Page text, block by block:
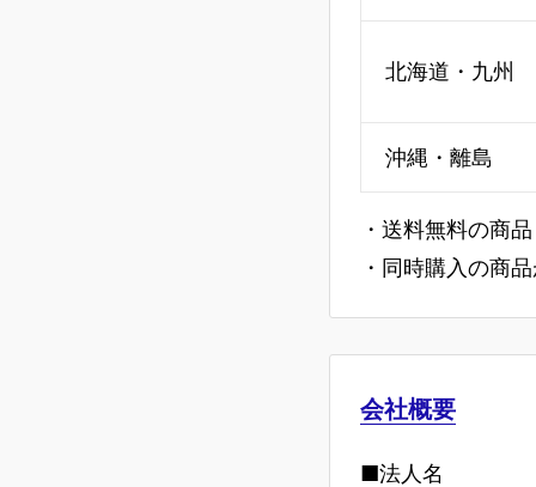
北海道・九州
沖縄・離島
・送料無料の商
・同時購入の商
会社概要
■法人名